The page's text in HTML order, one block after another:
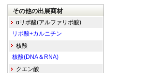
その他の出展商材
αリポ酸(アルファリポ酸)
リポ酸+カルニチン
核酸
核酸(DNA＆RNA)
クエン酸